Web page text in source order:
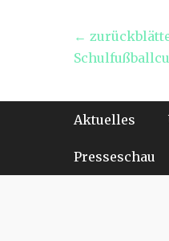
←
Vorheriger
Footer-
Weiter
Inhalt
Aktuelles
Presseschau